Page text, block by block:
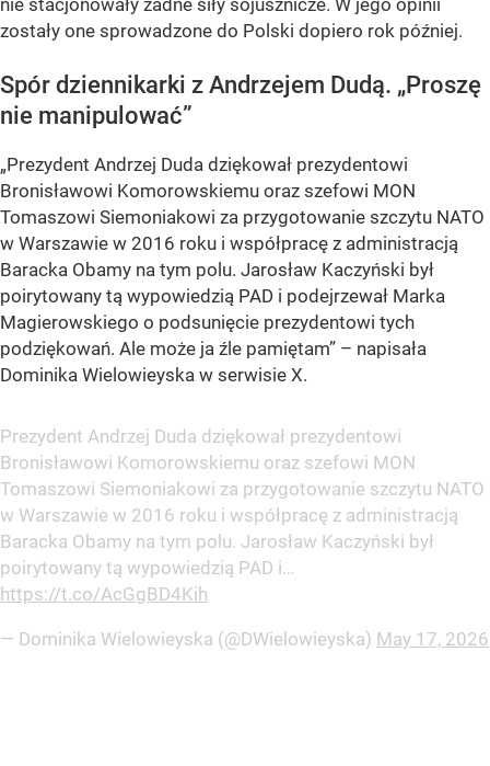
nie stacjonowały żadne siły sojusznicze. W jego opinii
zostały one sprowadzone do Polski dopiero rok później.
Spór dziennikarki z Andrzejem Dudą. „Proszę
nie manipulować”
„Prezydent Andrzej Duda dziękował prezydentowi
Bronisławowi Komorowskiemu oraz szefowi MON
Tomaszowi Siemoniakowi za przygotowanie szczytu NATO
w Warszawie w 2016 roku i współpracę z administracją
Baracka Obamy na tym polu. Jarosław Kaczyński był
poirytowany tą wypowiedzią PAD i podejrzewał Marka
Magierowskiego o podsunięcie prezydentowi tych
podziękowań. Ale może ja źle pamiętam” – napisała
Dominika Wielowieyska w serwisie X.
Prezydent Andrzej Duda dziękował prezydentowi
Bronisławowi Komorowskiemu oraz szefowi MON
Tomaszowi Siemoniakowi za przygotowanie szczytu NATO
w Warszawie w 2016 roku i współpracę z administracją
Baracka Obamy na tym polu. Jarosław Kaczyński był
poirytowany tą wypowiedzią PAD i…
https://t.co/AcGgBD4Kih
— Dominika Wielowieyska (@DWielowieyska) May 17, 2026